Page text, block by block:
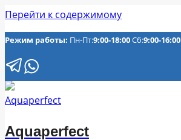
Перейти к содержимому
Режим работы: Пн-Пт:9:00-18:00Сб:9:00-16:00
Aquaperfect